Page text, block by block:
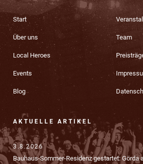
Start
Über uns
Local Heroes
Events
Blog
Team
AKTUELLE ARTIKEL
3.8.2026
Bauhaus-Sommer-Residenz gestartet: Görda